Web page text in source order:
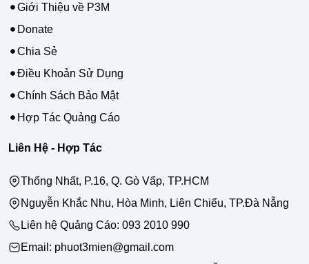
Giới Thiệu về P3M
Donate
Chia Sẻ
Điều Khoản Sử Dụng
Chính Sách Bảo Mật
Hợp Tác Quảng Cáo
Liên Hệ - Hợp Tác
Thống Nhất, P.16, Q. Gò Vấp, TP.HCM
Nguyễn Khắc Nhu, Hòa Minh, Liên Chiểu, TP.Đà Nẵng
Liên hệ Quảng Cáo: 093 2010 990
Email: phuot3mien@gmail.com